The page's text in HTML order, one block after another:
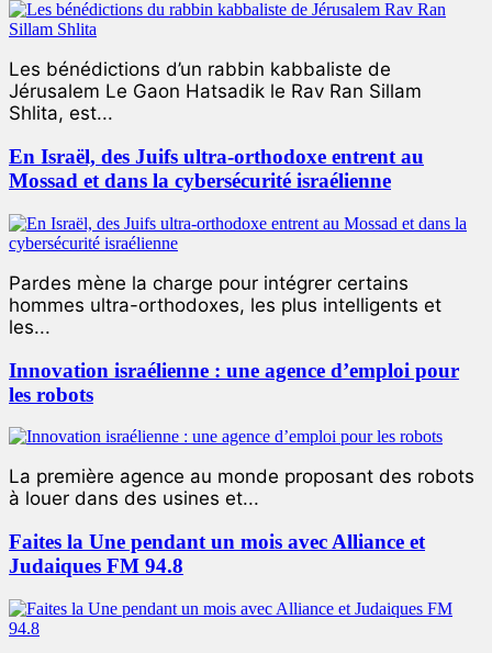
Les bénédictions d’un rabbin kabbaliste de
Jérusalem Le Gaon Hatsadik le Rav Ran Sillam
Shlita, est...
En Israël, des Juifs ultra-orthodoxe entrent au
Mossad et dans la cybersécurité israélienne
Pardes mène la charge pour intégrer certains
hommes ultra-orthodoxes, les plus intelligents et
les...
Innovation israélienne : une agence d’emploi pour
les robots
La première agence au monde proposant des robots
à louer dans des usines et...
Faites la Une pendant un mois avec Alliance et
Judaiques FM 94.8